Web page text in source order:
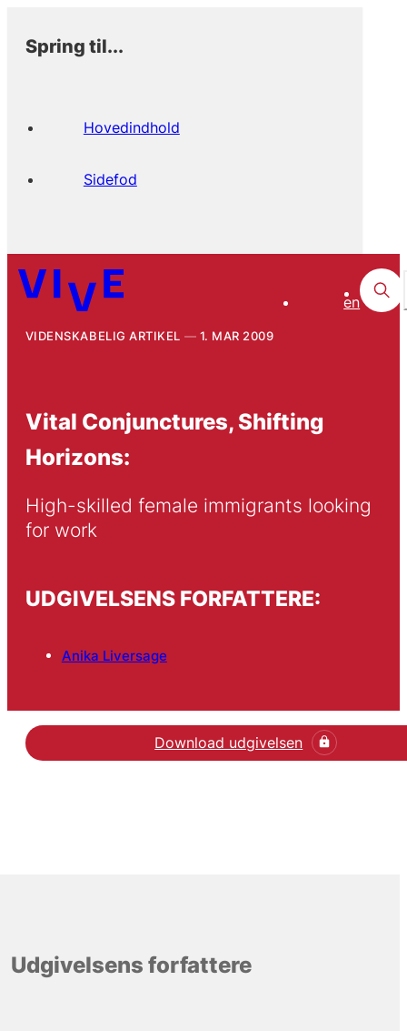
Spring til...
Hovedindhold
Sidefod
en
VIDENSKABELIG ARTIKEL 1. MAR 2009
Vital Conjunctures, Shifting
Horizons:
High-skilled female immigrants looking
for work
UDGIVELSENS FORFATTERE:
Anika Liversage
Download udgivelsen
Udgivelsens forfattere